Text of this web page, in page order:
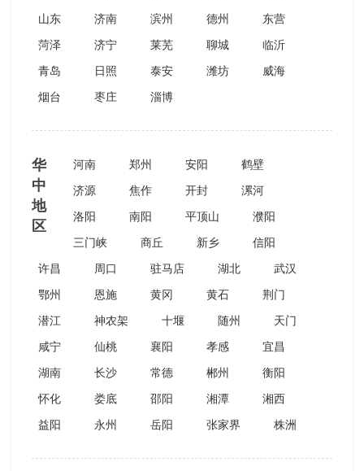
山东
济南 滨州 德州
东营
菏泽
济宁 莱芜 聊城
临沂
青岛
日照 泰安 潍坊
威海
烟台
枣庄 淄博
华
中
地
区
河南 郑州 安阳
鹤壁
济源
焦作 开封
漯河
洛阳
南阳 平顶山
濮阳
三门峡
商丘 新乡
信阳
许昌
周口 驻马店 湖北
武汉
鄂州
恩施 黄冈 黄石
荆门
潜江
神农架 十堰 随州
天门
咸宁
仙桃 襄阳 孝感
宜昌
湖南
长沙 常德 郴州
衡阳
怀化
娄底 邵阳 湘潭
湘西
益阳
永州 岳阳 张家界 株洲